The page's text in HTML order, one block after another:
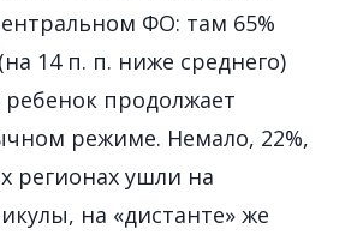
ФО: там 65%
14 п. п. ниже среднего)
ребенок продолжает
режиме. Немало, 22%,
регионах ушли на
на «дистанте» же